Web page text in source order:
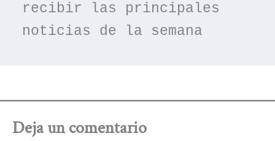
recibir las principales
noticias de la semana
Deja un comentario